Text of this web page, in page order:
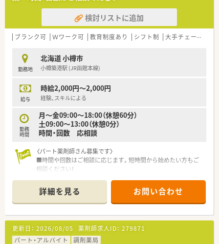
生もしっかりと整っており安心して働き始められます。
【想定されるモデル年収】
■時給2,000円で週32時間勤務した場合、月収は約25万円以上と
■経験豊富な方であれば時給2,500円の高待遇も相談可能であ
り、短時間で効率よく高収入を得ることもできます。
■扶養内での勤務や社会保険加入を伴うフルタイム勤務など、希
検討リストに追加
ブランク可 Ｗワーク可 教育制度あり シフト制 大手チェーン
勤務地
北海道 小樽市
小樽築港駅 (JR函館本線)
給与
時給2,000円～2,000円
経験、スキルによる
勤務
時間
月～金09:00～18:00（休憩60分）
土09:00～13:00（休憩0分）
時間・回数 応相談
〈パート薬剤師さん募集です〉
■時間や回数はご相談に応じます。短時間から始めたい方もご
相談ください！
させていただきます
■週20時間以上勤務で社保加入対象です。しっかり働きたい方
も歓迎！
■サポート体制万全！研修制度も整っています。
経験が浅くて調剤に自信のない方、結婚や出産などでブランク
ある方の復帰も歓迎です。
詳細を見る お問い合わせ
更新日： 2026/08/05 薬剤師求人ID： 279871
パート・アルバイト
調剤薬局